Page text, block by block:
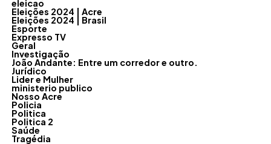
eleicao
Eleições 2024 | Acre
Eleições 2024 | Brasil
Esporte
Expresso TV
Geral
Investigação
João Andante: Entre um corredor e outro.
Jurídico
Lider e Mulher
ministerio publico
Nosso Acre
Policia
Politica
Politica 2
Saúde
Tragédia